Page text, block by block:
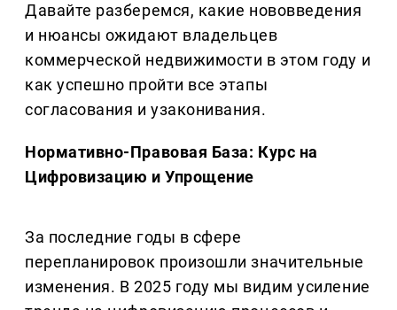
Давайте разберемся, какие нововведения
и нюансы ожидают владельцев
коммерческой недвижимости в этом году и
как успешно пройти все этапы
согласования и узаконивания.
Нормативно-Правовая База: Курс на
Цифровизацию и Упрощение
За последние годы в сфере
перепланировок произошли значительные
изменения. В 2025 году мы видим усиление